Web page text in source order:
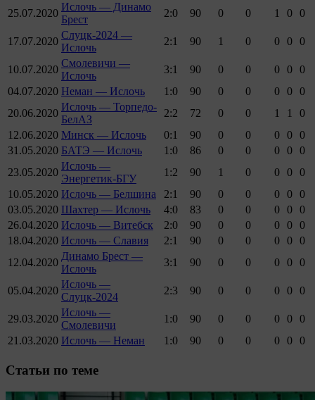
25.07.2020
Ислочь — Динамо
Брест
2:0 90 0 0 1 0 0
17.07.2020
Слуцк-2024 —
Ислочь
2:1 90 1 0 0 0 0
10.07.2020
Смолевичи —
Ислочь
3:1 90 0 0 0 0 0
04.07.2020 Неман — Ислочь 1:0 90 0 0 0 0 0
20.06.2020
Ислочь — Торпедо-
БелАЗ
2:2 72 0 0 1 1
0
12.06.2020 Минск — Ислочь 0:1 90 0 0 0 0 0
31.05.2020 БАТЭ — Ислочь 1:0 86 0 0 0 0 0
23.05.2020
Ислочь —
Энергетик-БГУ
1:2 90 1 0 0 0 0
10.05.2020 Ислочь — Белшина 2:1 90 0 0 0 0 0
03.05.2020 Шахтер — Ислочь 4:0 83 0 0 0 0 0
26.04.2020 Ислочь — Витебск 2:0 90 0 0 0 0 0
18.04.2020 Ислочь — Славия 2:1 90 0 0 0 0 0
12.04.2020
Динамо Брест —
Ислочь
3:1 90 0 0 0 0 0
05.04.2020
Ислочь —
Слуцк-2024
2:3 90 0 0 0 0 0
29.03.2020
Ислочь —
Смолевичи
1:0 90 0 0 0 0 0
21.03.2020 Ислочь — Неман 1:0 90 0 0 0 0 0
Cтатьи по теме